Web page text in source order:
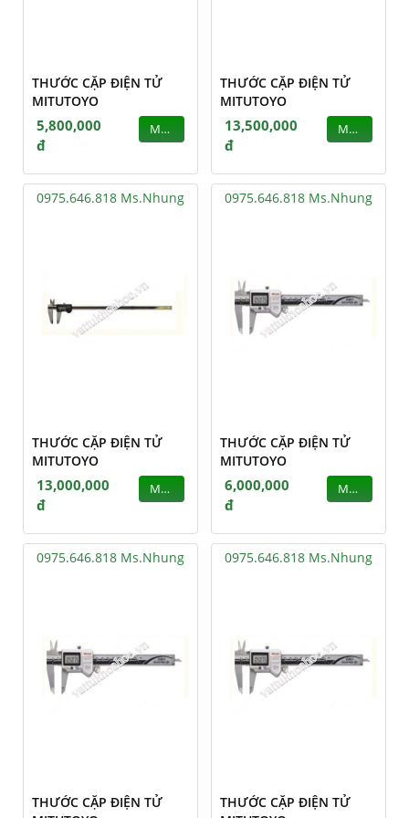
THƯỚC CẶP ĐIỆN TỬ
MITUTOYO
5,800,000
đ
MUA
THƯỚC CẶP ĐIỆN TỬ
MITUTOYO
13,500,000
đ
MUA
0975.646.818 Ms.Nhung
THƯỚC CẶP ĐIỆN TỬ
MITUTOYO
13,000,000
đ
MUA
0975.646.818 Ms.Nhung
THƯỚC CẶP ĐIỆN TỬ
MITUTOYO
6,000,000
đ
MUA
0975.646.818 Ms.Nhung
THƯỚC CẶP ĐIỆN TỬ
0975.646.818 Ms.Nhung
THƯỚC CẶP ĐIỆN TỬ